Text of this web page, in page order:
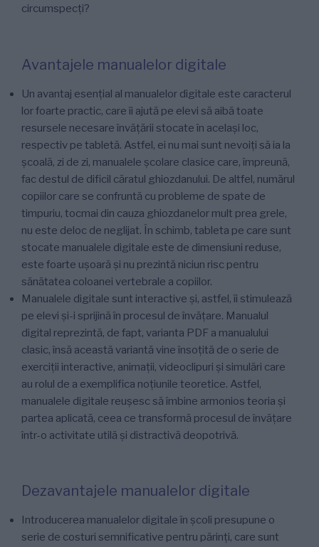
circumspecți?
Avantajele manualelor digitale
Un avantaj esențial al manualelor digitale este caracterul
lor foarte practic, care îi ajută pe elevi să aibă toate
resursele necesare învățării stocate în același loc,
respectiv pe tabletă. Astfel, ei nu mai sunt nevoiți să ia la
școală, zi de zi, manualele școlare clasice care, împreună,
fac destul de dificil căratul ghiozdanului. De altfel, numărul
copiilor care se confruntă cu probleme de spate de
timpuriu, tocmai din cauza ghiozdanelor mult prea grele,
nu este deloc de neglijat. În schimb, tableta pe care sunt
stocate manualele digitale este de dimensiuni reduse,
este foarte ușoară și nu prezintă niciun risc pentru
sănătatea coloanei vertebrale a copiilor.
Manualele digitale sunt interactive și, astfel, îi stimulează
pe elevi și-i sprijină în procesul de învățare. Manualul
digital reprezintă, de fapt, varianta PDF a manualului
clasic, însă această variantă vine însoțită de o serie de
exerciții interactive, animații, videoclipuri și simulări care
au rolul de a exemplifica noțiunile teoretice. Astfel,
manualele digitale reușesc să îmbine armonios teoria și
partea aplicată, ceea ce transformă procesul de învățare
într-o activitate utilă și distractivă deopotrivă.
Dezavantajele manualelor digitale
Introducerea manualelor digitale în școli presupune o
serie de costuri semnificative pentru părinți, care sunt